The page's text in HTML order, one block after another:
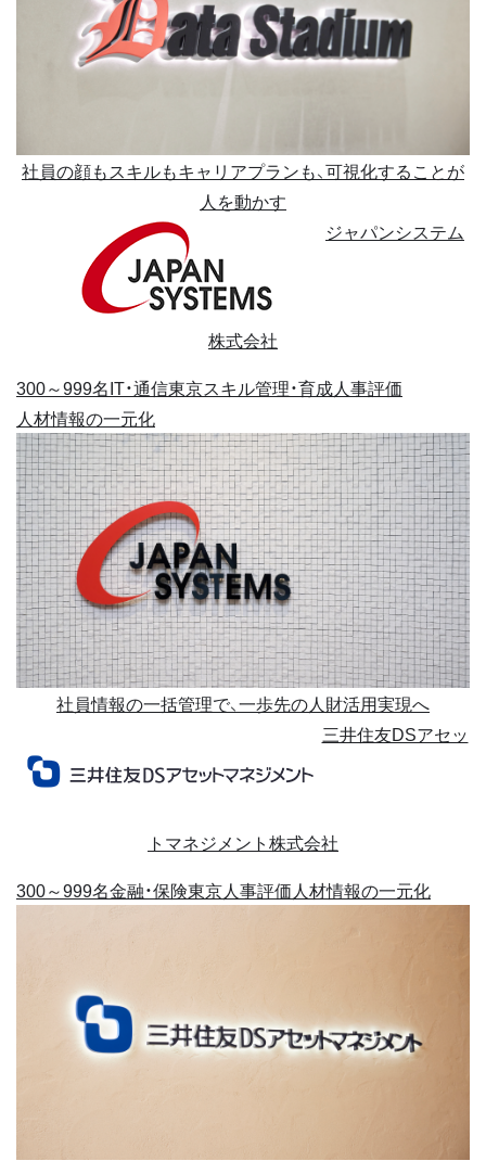
社員の顔もスキルもキャリアプランも、可視化することが
人を動かす
ジャパンシステム
株式会社
300～999名IT・通信東京スキル管理・育成人事評価
人材情報の一元化
社員情報の一括管理で、一歩先の人財活用実現へ
三井住友DSアセッ
トマネジメント株式会社
300～999名金融・保険東京人事評価人材情報の一元化